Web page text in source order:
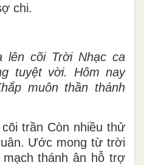
chi.
lên cõi Trời Nhạc ca
tuyệt vời. Hôm nay
muôn thần thánh
trần Còn nhiều thử
Ước mong từ trời
thánh ân hỗ trợ